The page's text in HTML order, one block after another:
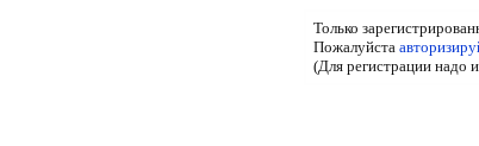
Только
Пожалуйста
(Для регистрации надо